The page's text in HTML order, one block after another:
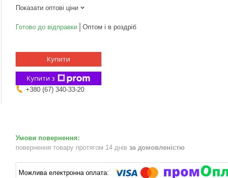
Показати оптові ціни
Готово до відправки Оптом і в роздріб
Купити
Купити з
+380 (67) 340-33-20
повернення товару протягом 14 днів за домовленістю